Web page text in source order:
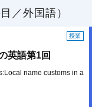
／外国語）
授業
英語第1回
name customs in a